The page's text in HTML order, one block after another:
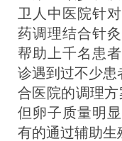
卫人中医院针
药调理结合针
帮助上千名患
诊遇到过不少患
合医院的调理方
但卵子质量明
有的通过辅助生